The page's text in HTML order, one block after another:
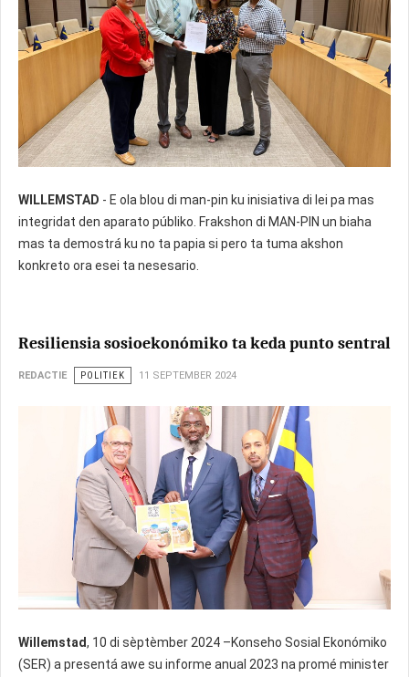
WILLEMSTAD - E ola blou di man-pin ku inisiativa di lei pa mas
integridat den aparato públiko. Frakshon di MAN-PIN un biaha
mas ta demostrá ku no ta papia si pero ta tuma akshon
konkreto ora esei ta nesesario.
Resiliensia sosioekonómiko ta keda punto sentral
REDACTIE POLITIEK 11 SEPTEMBER 2024
Willemstad, 10 di sèptèmber 2024 –Konseho Sosial Ekonómiko
(SER) a presentá awe su informe anual 2023 na promé minister